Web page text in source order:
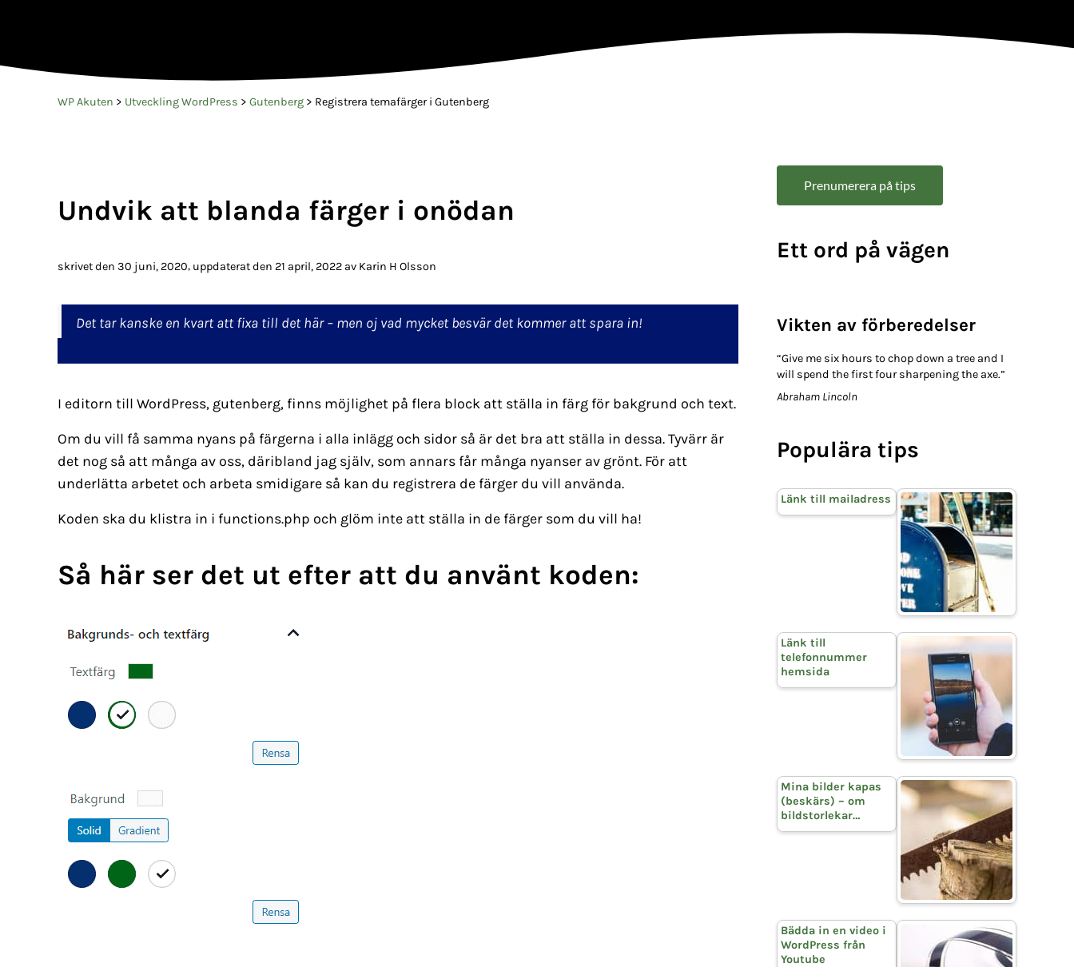
WP Akuten > Utveckling WordPress > Gutenberg > Registrera temafärger i Gutenberg
Undvik att blanda färger i onödan
skrivet den 30 juni, 2020, uppdaterat den 21 april, 2022 av Karin H Olsson
Det tar kanske en kvart att fixa till det här – men oj vad mycket besvär det kommer att spara in!
I editorn till WordPress, gutenberg, finns möjlighet på flera block att ställa in färg för bakgrund och text.
Om du vill få samma nyans på färgerna i alla inlägg och sidor så är det bra att ställa in dessa. Tyvärr är
det nog så att många av oss, däribland jag själv, som annars får många nyanser av grönt. För att
underlätta arbetet och arbeta smidigare så kan du registrera de färger du vill använda.
Koden ska du klistra in i functions.php och glöm inte att ställa in de färger som du vill ha!
Så här ser det ut efter att du använt koden:
Sidebar
Prenumerera på tips
Ett ord på vägen
Vikten av förberedelser
“Give me six hours to chop down a tree and I
will spend the first four sharpening the axe.”
Abraham Lincoln
Populära tips
Länk till mailadress
Länk till
telefonnummer
hemsida
Mina bilder kapas
(beskärs) – om
bildstorlekar…
Bädda in en video i
WordPress från
Youtube